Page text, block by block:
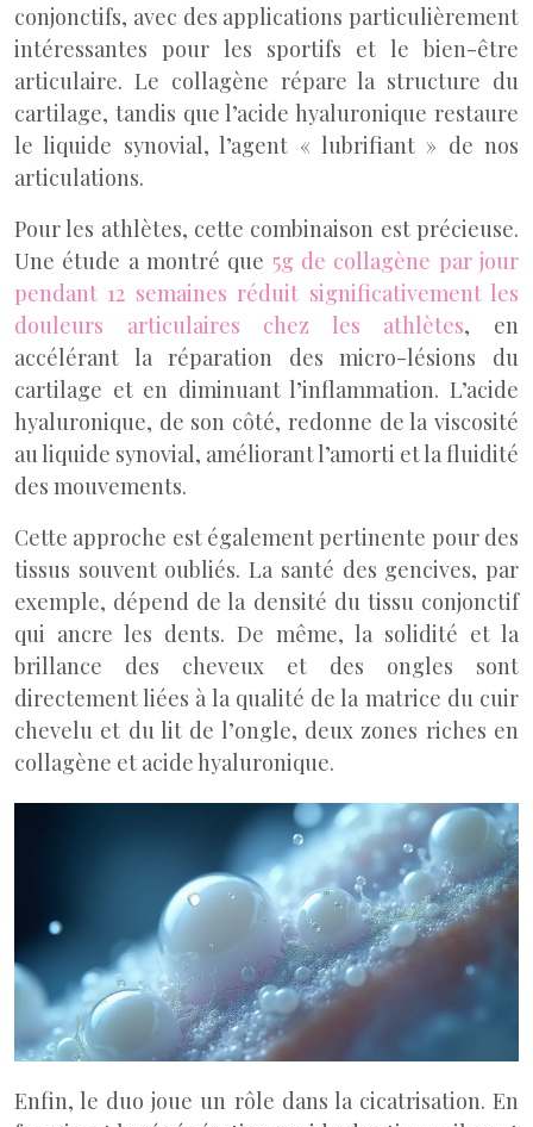
conjonctifs, avec des applications particulièrement
intéressantes pour les sportifs et le bien-être
articulaire. Le collagène répare la structure du
cartilage, tandis que l’acide hyaluronique restaure
le liquide synovial, l’agent « lubrifiant » de nos
articulations.
Pour les athlètes, cette combinaison est précieuse.
Une étude a montré que 5g de collagène par jour
pendant 12 semaines réduit significativement les
douleurs articulaires chez les athlètes, en
accélérant la réparation des micro-lésions du
cartilage et en diminuant l’inflammation. L’acide
hyaluronique, de son côté, redonne de la viscosité
au liquide synovial, améliorant l’amorti et la fluidité
des mouvements.
Cette approche est également pertinente pour des
tissus souvent oubliés. La santé des gencives, par
exemple, dépend de la densité du tissu conjonctif
qui ancre les dents. De même, la solidité et la
brillance des cheveux et des ongles sont
directement liées à la qualité de la matrice du cuir
chevelu et du lit de l’ongle, deux zones riches en
collagène et acide hyaluronique.
Enfin, le duo joue un rôle dans la cicatrisation. En